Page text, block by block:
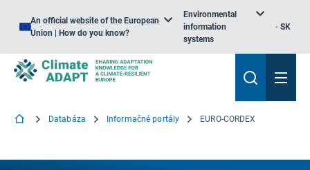
An official website of the European
Union | How do you know?
Environmental
information
systems
SK
Databáza Informačné portály EURO-CORDEX